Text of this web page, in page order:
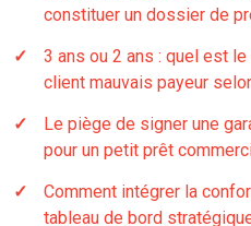
constituer un dossier de
3 ans ou 2 ans : quel est
client mauvais payeur
Le piège de signer une
pour un petit prêt
Comment intégrer la
tableau de bord